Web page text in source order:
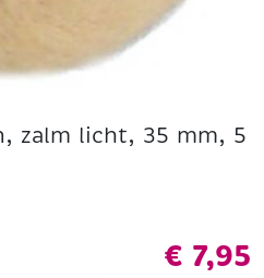
zalm licht, 35 mm, 5
€ 7,95